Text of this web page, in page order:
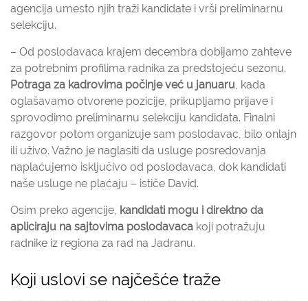
agencija umesto njih traži kandidate i vrši preliminarnu
selekciju.
– Od poslodavaca krajem decembra dobijamo zahteve
za potrebnim profilima radnika za predstojeću sezonu.
Potraga za kadrovima počinje već u januaru, kada
oglašavamo otvorene pozicije, prikupljamo prijave i
sprovodimo preliminarnu selekciju kandidata. Finalni
razgovor potom organizuje sam poslodavac, bilo onlajn
ili uživo. Važno je naglasiti da usluge posredovanja
naplaćujemo isključivo od poslodavaca, dok kandidati
naše usluge ne plaćaju – ističe David.
Osim preko agencije, kandidati mogu i direktno da
apliciraju na sajtovima poslodavaca koji potražuju
radnike iz regiona za rad na Jadranu.
Koji uslovi se najčešće traže